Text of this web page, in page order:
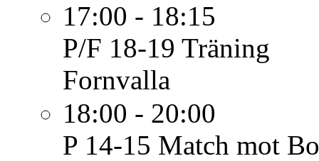
17:00 - 18:15
P/F 18-19 Träning
Fornvalla
18:00 - 20:00
P 14-15 Match mot